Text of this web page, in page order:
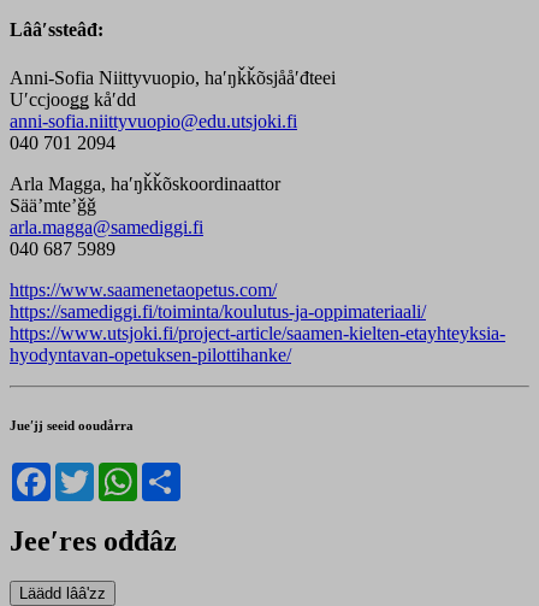
Lââʹssteâđ:
Anni-Sofia Niittyvuopio, haʹŋǩǩõsjååʹđteei
Uʹccjooǥǥ kåʹdd
anni-sofia.niittyvuopio@edu.utsjoki.fi
040 701 2094
Arla Magga, haʹŋǩǩõskoordinaattor
Sää’mte’ǧǧ
arla.magga@samediggi.fi
040 687 5989
https://www.saamenetaopetus.com/
https://samediggi.fi/toiminta/koulutus-ja-oppimateriaali/
https://www.utsjoki.fi/project-article/saamen-kielten-etayhteyksia-
hyodyntavan-opetuksen-pilottihanke/
Jueʹjj seeid ooudårra
Facebook
TwitterWhatsApp
Jeeʹres ođđâz